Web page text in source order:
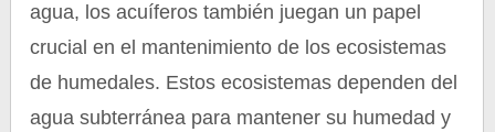
agua, los acuíferos también juegan un papel
crucial en el mantenimiento de los ecosistemas
de humedales. Estos ecosistemas dependen del
agua subterránea para mantener su humedad y